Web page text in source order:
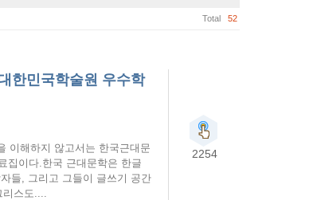
Total 52
한민국학술원 우수학
이해하지 않고서는 한국근대문
집이다.한국 근대문학은 한글
들, 그리고 그들이 글쓰기 공간
리스도....
2254